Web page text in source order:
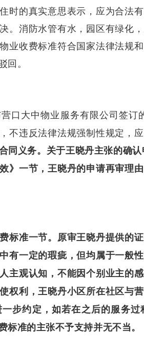
时的真实意思表示，应为合法
。消防水管有水，园区有绿化
业收费标准符合国家法律法规
回。
口大中物业服务有限公司签订
不违反法律法规强制性规定，
同义务。 关于王晓丹主张的确
》一节，王晓丹的申请再审理
标准一节。 原审王晓丹提供的
有一定的瑕疵，但均属于一般
主观认知，不能因个别业主的
权利，王晓丹小区所在社区与
步约定，如若在之后的服务
标准的主张不予支持并无不当。